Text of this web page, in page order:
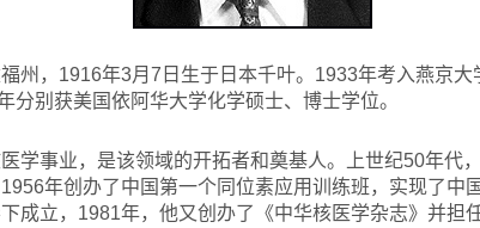
州，1916年3月7日生于日本千叶。1933年考入燕京
分别获美国依阿华大学化学硕士、博士学位。
学事业，是该领域的开拓者和奠基人。上世纪50年代
年创办了中国第一个同位素应用训练班，实现了中
成立，1981年，他又创办了《中华核医学杂志》并担任